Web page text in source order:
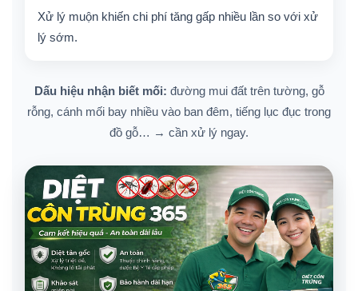
Xử lý muộn khiến chi phí tăng gấp nhiều lần so với xử
lý sớm.
Dấu hiệu nhận biết mối: đường mui đất trên tường, gỗ
rỗng, cánh mối bay nhiều vào ban đêm, tiếng lục đục trong
đồ gỗ… → cần xử lý ngay.